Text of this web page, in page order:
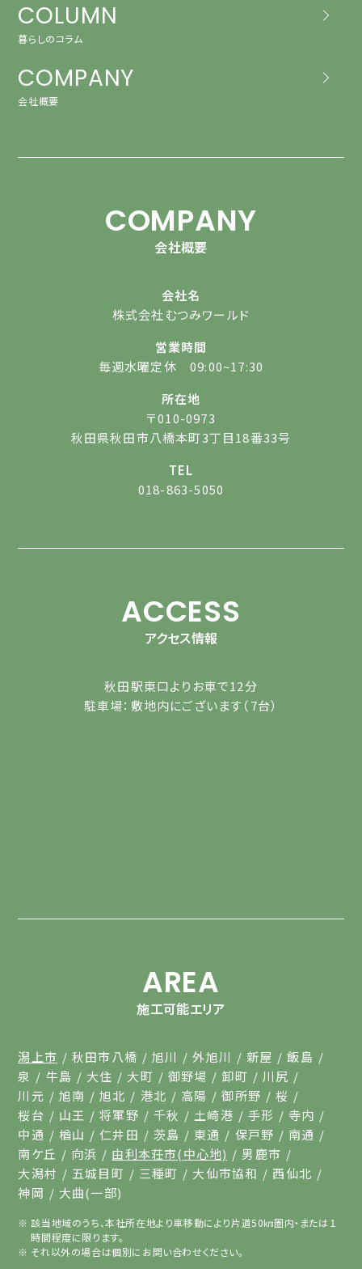
COLUMN
暮らしのコラム
COMPANY
会社概要
COMPANY
会社概要
会社名
株式会社むつみワールド
営業時間
毎週水曜定休 09:00~17:30
所在地
〒010-0973
秋田県秋田市八橋本町3丁目18番33号
TEL
018-863-5050
ACCESS
アクセス情報
秋田駅東口よりお車で12分
駐車場：敷地内にございます（7台）
AREA
施工可能エリア
潟上市 秋田市八橋 旭川 外旭川 新屋
飯島
泉
牛島 大住 大町 御野場 卸町
川尻
川元
旭南 旭北 港北 高陽 御所野
桜
桜台
山王 将軍野 千秋 土崎港 手形
寺内
中通
楢山 仁井田 茨島 東通 保戸野
南通
南ケ丘
向浜 由利本荘市(中心地)
男鹿市
大潟村
五城目町 三種町 大仙市協和
西仙北
神岡
大曲(一部)
該当地域のうち、本社所在地より車移動により片道50㎞圏内・または１
時間程度に限ります。
それ以外の場合は個別にお問い合わせください。